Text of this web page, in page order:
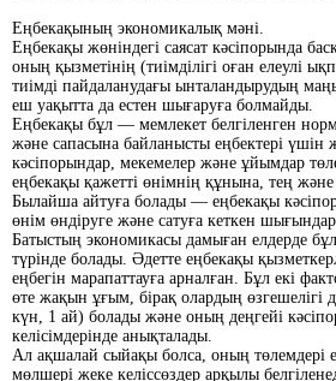
Еңбекақының экономикалық мәні.
Еңбекақы жөніндегі саясат кәсіпорында
оның қызметінің (тиімділігі оған елеулі
тиімді пайдаланудағы ынталандырудың
еш уақытта да естен шығаруға болмайды.
Еңбекақы бұл — мемлекет белгіленген
және сапасына байланысты еңбектері
кәсіпорындар, мекемелер және ұйымдар
еңбекақы қажетті өнімнің құнына, тең
Былайша айтуға болады — еңбекақы
өнім өндіруге және сатуға кеткен
Батыстың экономикасы дамыған елдерде
түрінде болады. Әдетте еңбекақы
еңбегін марапаттауға арналған. Бұл екі
өте жақын ұғым, бірақ олардың өзгешелігі
күн, 1 ай) болады және оның деңгейі
келісімдерінде анықталады.
Ал ақшалай сыйақы болса, оның төлемдері
мөлшері жеке келіссөздер арқылы